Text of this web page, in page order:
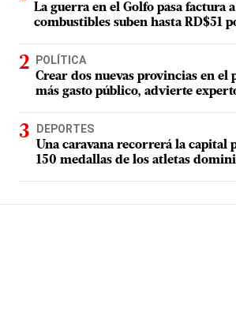
La guerra en el Golfo pasa factura
combustibles suben hasta RD$51
POLÍTICA
Crear dos nuevas provincias en el
más gasto público, advierte
DEPORTES
Una caravana recorrerá la capital
150 medallas de los atletas